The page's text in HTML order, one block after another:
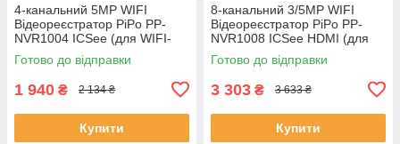
4-канальний 5MP WIFI
Відеореєстратор PiPo PP-
NVR1004 ICSee (для WIFI-
камер ICSee) ЕКОБОКС
Готово до відправки
1 940 ₴ 2 134 ₴
Купити
8-канальний 3/5MP WIFI
Відеореєстратор PiPo PP-
NVR1008 ICSee HDMI (для
WIFI камер ICSee) ЕКОБОКС
Готово до відправки
3 303 ₴ 3 633 ₴
Купити